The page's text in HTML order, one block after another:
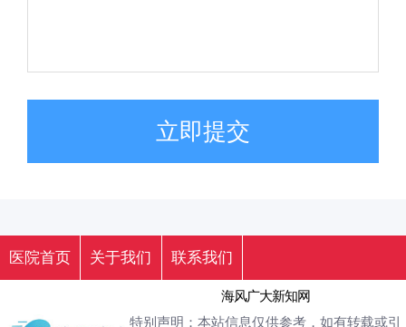
立即提交
医院首页 关于我们 联系我们
海风广大新知网
特别声明：本站信息仅供参考，如有转载或引